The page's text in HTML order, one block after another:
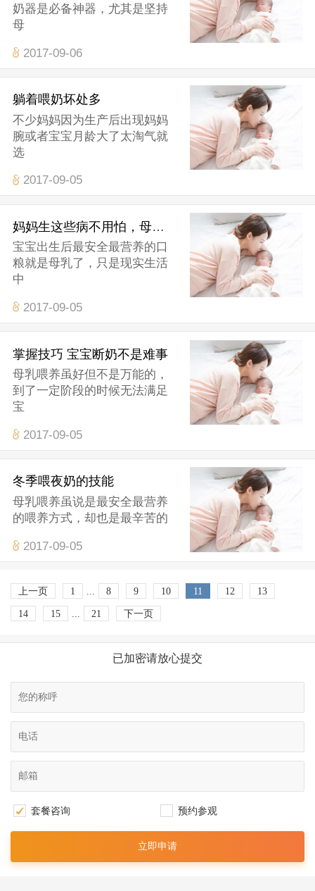
奶器是必备神器，尤其是坚持
母
2017-09-06
躺着喂奶坏处多
不少妈妈因为生产后出现妈妈
腕或者宝宝月龄大了太淘气就
选
2017-09-05
妈妈生这些病不用怕，母乳喂养很安全
宝宝出生后最安全最营养的口
粮就是母乳了，只是现实生活
中
2017-09-05
掌握技巧 宝宝断奶不是难事
母乳喂养虽好但不是万能的，
到了一定阶段的时候无法满足
宝
2017-09-05
冬季喂夜奶的技能
母乳喂养虽说是最安全最营养
的喂养方式，却也是最辛苦的
2017-09-05
上一页 1 8 9 10 11 12 13
14 15 21 下一页
已加密请放心提交
套餐咨询 预约参观